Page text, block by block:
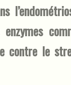
contre le